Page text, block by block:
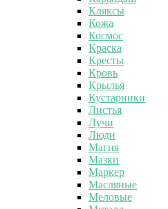
Кляксы
Кожа
Космос
Краска
Кресты
Кровь
Крылья
Кустарники
Листья
Лучи
Люди
Магия
Мазки
Маркер
Масляные
Меловые